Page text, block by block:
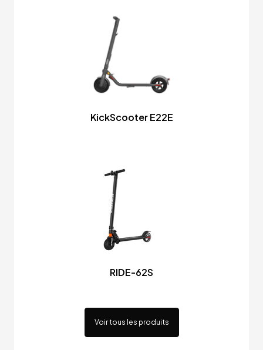
KickScooter E22E
RIDE-62S
Voir tous les produits